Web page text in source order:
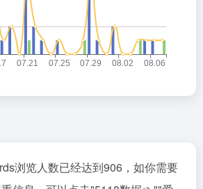
浏览人数已经达到906，如你需要